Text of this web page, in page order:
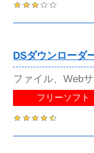
DSダウンローダ
ファイル、Web
フリーソフト